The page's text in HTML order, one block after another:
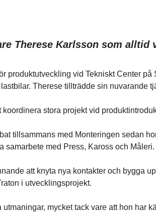
Therese Karlsson som alltid
produktutveckling vid Tekniskt Center
Therese tillträdde sin nuvarande
koordinera stora projekt vid
tillsammans med Monteringen sedan
samarbete med Press, Kaross och Måleri.
att knyta nya kontakter och bygga
i utvecklingsprojekt.
mycket tack vare att hon har